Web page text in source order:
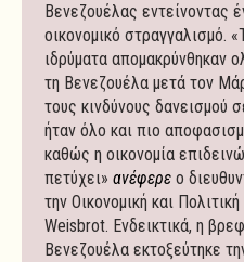
Βενεζουέλας εντείνοντας
οικονομικό στραγγαλισμό.
ιδρύματα απομακρύνθηκαν
τη Βενεζουέλα μετά τον
τους κινδύνους δανεισμού
ήταν όλο και πιο
καθώς η οικονομία
πετύχει» ανέφερεο
την Οικονομική και
Weisbrot. Ενδεικτικά, η
Βενεζουέλα εκτοξεύτηκε